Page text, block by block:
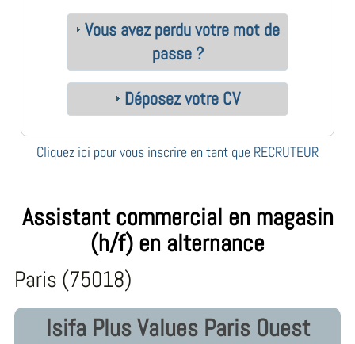
Vous avez perdu votre mot de
passe ?
Déposez votre CV
Cliquez ici pour vous inscrire en tant que RECRUTEUR
Assistant commercial en magasin
(h/f) en alternance
Paris (75018)
Isifa Plus Values Paris Ouest